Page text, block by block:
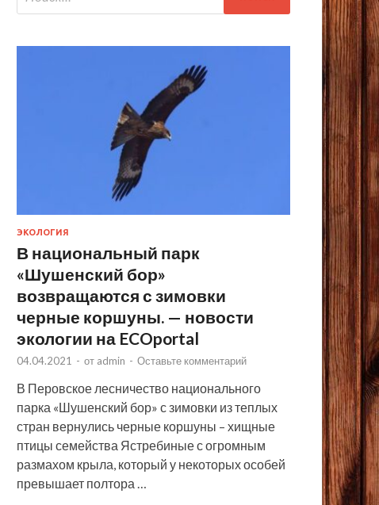
ЭКОЛОГИЯ
В национальный парк
«Шушенский бор»
возвращаются с зимовки
черные коршуны. — новости
экологии на ECOportal
04.04.2021 - от admin - Оставьте комментарий
В Перовское лесничество национального
парка «Шушенский бор» с зимовки из теплых
стран вернулись черные коршуны – хищные
птицы семейства Ястребиные с огромным
размахом крыла, который у некоторых особей
превышает полтора …